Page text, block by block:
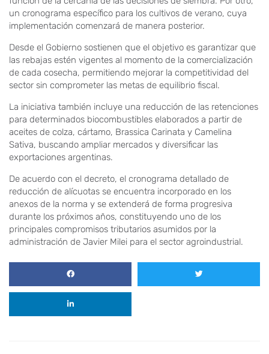
un cronograma específico para los cultivos de verano, cuya
implementación comenzará de manera posterior.
Desde el Gobierno sostienen que el objetivo es garantizar que
las rebajas estén vigentes al momento de la comercialización
de cada cosecha, permitiendo mejorar la competitividad del
sector sin comprometer las metas de equilibrio fiscal.
La iniciativa también incluye una reducción de las retenciones
para determinados biocombustibles elaborados a partir de
aceites de colza, cártamo, Brassica Carinata y Camelina
Sativa, buscando ampliar mercados y diversificar las
exportaciones argentinas.
De acuerdo con el decreto, el cronograma detallado de
reducción de alícuotas se encuentra incorporado en los
anexos de la norma y se extenderá de forma progresiva
durante los próximos años, constituyendo uno de los
principales compromisos tributarios asumidos por la
administración de Javier Milei para el sector agroindustrial.